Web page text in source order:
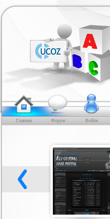
Главная Форум Войти